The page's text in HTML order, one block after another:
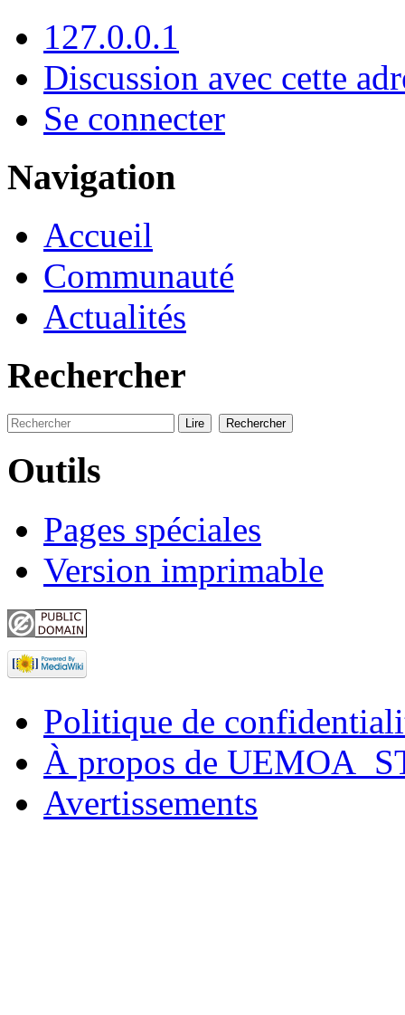
127.0.0.1
Discussion avec cette
Se connecter
Navigation
Accueil
Communauté
Actualités
Rechercher
Outils
Pages spéciales
Version imprimable
Politique de
À propos de
Avertissements